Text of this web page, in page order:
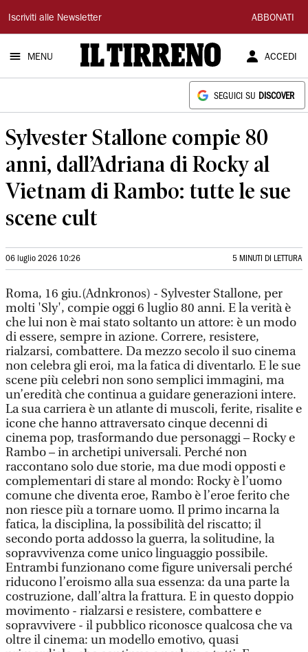
Il
Tirreno
Iscriviti alle Newsletter ABBONATI
MENU ACCEDI
SEGUICI SU DISCOVER
Sylvester Stallone compie 80
anni, dall’Adriana di Rocky al
Vietnam di Rambo: tutte le sue
scene cult
06 luglio 2026 10:26 5 MINUTI DI LETTURA
Roma, 16 giu.(Adnkronos) - Sylvester Stallone, per
molti 'Sly', compie oggi 6 luglio 80 anni. E la verità è
che lui non è mai stato soltanto un attore: è un modo
di essere, sempre in azione. Correre, resistere,
rialzarsi, combattere. Da mezzo secolo il suo cinema
non celebra gli eroi, ma la fatica di diventarlo. E le sue
scene più celebri non sono semplici immagini, ma
un’eredità che continua a guidare generazioni intere.
La sua carriera è un atlante di muscoli, ferite, risalite e
icone che hanno attraversato cinque decenni di
cinema pop, trasformando due personaggi – Rocky e
Rambo – in archetipi universali. Perché non
raccontano solo due storie, ma due modi opposti e
complementari di stare al mondo: Rocky è l’uomo
comune che diventa eroe, Rambo è l’eroe ferito che
non riesce più a tornare uomo. Il primo incarna la
fatica, la disciplina, la possibilità del riscatto; il
secondo porta addosso la guerra, la solitudine, la
sopravvivenza come unico linguaggio possibile.
Entrambi funzionano come figure universali perché
riducono l’eroismo alla sua essenza: da una parte la
costruzione, dall’altra la frattura. E in questo doppio
movimento - rialzarsi e resistere, combattere e
sopravvivere - il pubblico riconosce qualcosa che va
oltre il cinema: un modello emotivo, quasi